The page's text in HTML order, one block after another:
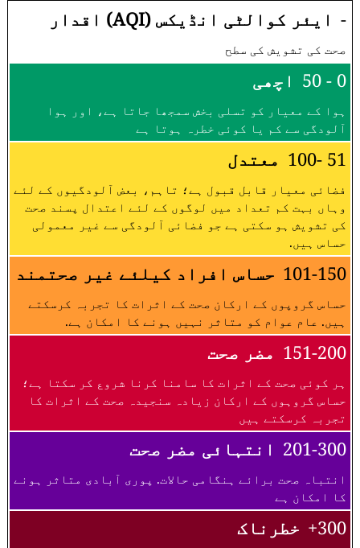
- ایئر کوالٹی انڈیکس (AQI) اقدار
صحت کی تشویش کی سطح
0 - 50 اچھی
ہوا کے معیار کو تسلی بخش سمجھا جاتا ہے، اور ہوا
آلودگی سے کم یا کوئی خطرہ ہوتا ہے
51 -100 معتدل
فضائی معیار قابل قبول ہے؛ تاہم، بعض آلودگیوں کے لئے
وہاں بہت کم تعداد میں لوگوں کے لئے اعتدال پسند صحت
کی تشویش ہو سکتی ہے جو فضائی آلودگی سے غیر معمولی
حساس ہیں.
101-150 حساس افراد کیلئے غیر صحتمند
حساس گروپوں کے ارکان صحت کے اثرات کا تجربہ کرسکتے
ہیں. عام عوام کو متاثر نہیں ہونے کا امکان ہے.
151-200 مضر صحت
ہر کوئی صحت کے اثرات کا سامنا کرنا شروع کر سکتا ہے؛
حساس گروہوں کے ارکان زیادہ سنجیدہ صحت کے اثرات کا
تجربہ کرسکتے ہیں
201-300 انتہائی مضر صحت
انتباہ صحت برائے ہنگامی حالات. پوری آبادی متاثر ہونے
کا امکان ہے
300+ خطرناک